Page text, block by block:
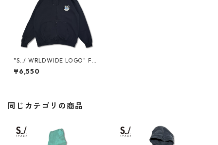
"S../ WRLDWIDE LOGO" FUL
LZIP SWEAT HOODIE
¥6,550
同じカテゴリの商品